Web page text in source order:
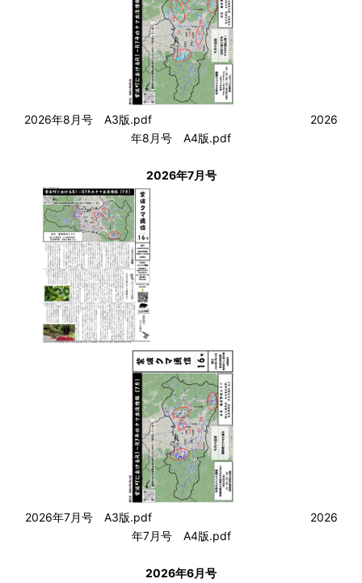
2026年8月号 A3版.pdf
2026
年8月号 A4版.pdf
2026年7月号
2026年7月号 A3版.pdf
2026
年7月号 A4版.pdf
2026年6月号